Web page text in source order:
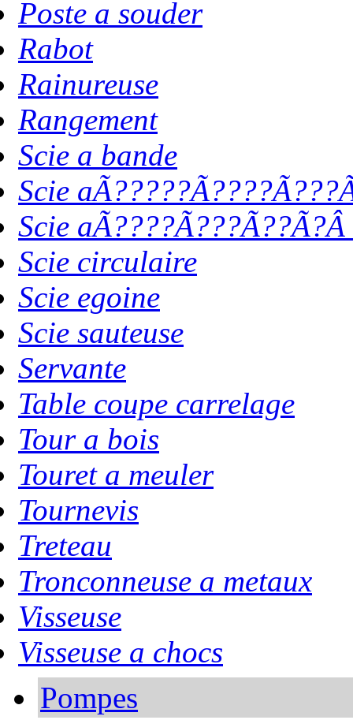
Poste a souder
Rabot
Rainureuse
Rangement
Scie a bande
Scie
Scie
Scie circulaire
Scie egoine
Scie sauteuse
Servante
Table coupe carrelage
Tour a bois
Touret a meuler
Tournevis
Treteau
Tronconneuse a metaux
Visseuse
Visseuse a chocs
Pompes